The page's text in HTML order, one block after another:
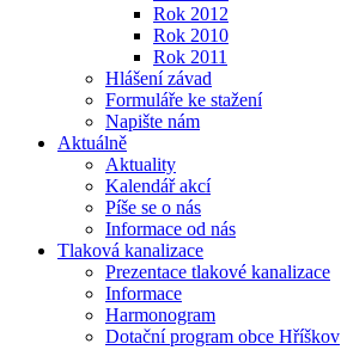
Rok 2012
Rok 2010
Rok 2011
Hlášení závad
Formuláře ke stažení
Napište nám
Aktuálně
Aktuality
Kalendář akcí
Píše se o nás
Informace od nás
Tlaková kanalizace
Prezentace tlakové kanalizace
Informace
Harmonogram
Dotační program obce Hříškov